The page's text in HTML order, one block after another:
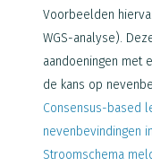
Voorbeelden
WGS-analyse).
aandoeningen met
de kans op
Consensus-based
nevenbevindingen
Stroomschema